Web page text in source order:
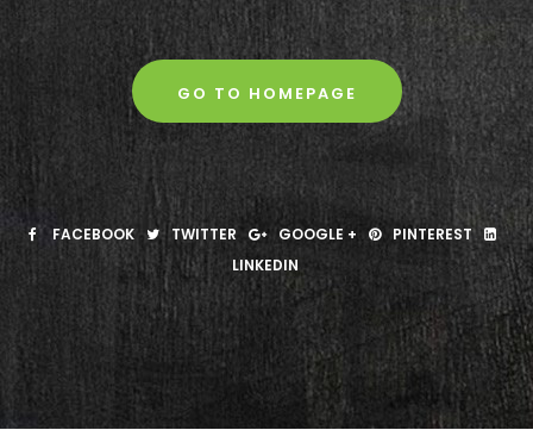
GO TO HOMEPAGE
FACEBOOK TWITTER GOOGLE +
PINTEREST
LINKEDIN